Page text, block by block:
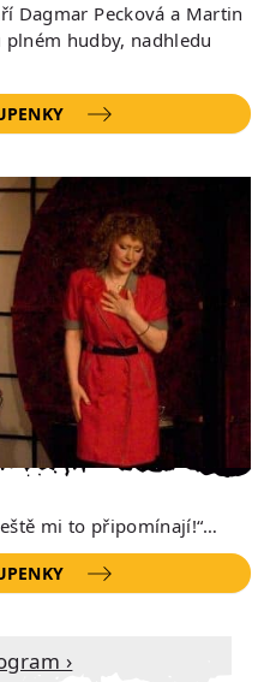
Dagmar Pecková a Martin
hudby, nadhledu
mi to připomínají!“…
›